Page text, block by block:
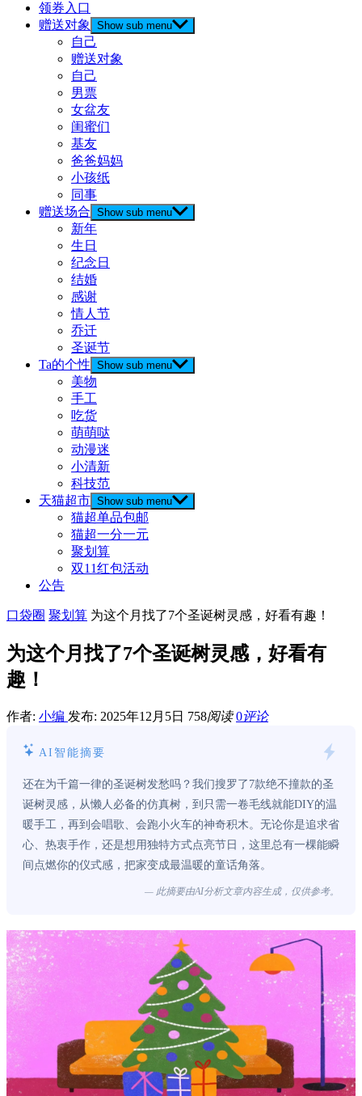
领券入口
赠送对象
Show sub menu
自己
赠送对象
自己
男票
女盆友
闺蜜们
基友
爸爸妈妈
小孩纸
同事
赠送场合 Show sub menu
新年
生日
纪念日
结婚
感谢
情人节
乔迁
圣诞节
Ta的个性 Show sub menu
美物
手工
吃货
萌萌哒
动漫迷
小清新
科技范
天猫超市 Show sub menu
猫超单品包邮
猫超一分一元
聚划算
双11红包活动
公告
口袋圈 聚划算 为这个月找了7个圣诞树灵感，好看有趣！
为这个月找了7个圣诞树灵感，好看有
趣！
作者: 小编 发布: 2025年12月5日 758阅读 0评论
AI智能摘要
还在为千篇一律的圣诞树发愁吗？我们搜罗了7款绝不撞款的圣
诞树灵感，从懒人必备的仿真树，到只需一卷毛线就能DIY的温
暖手工，再到会唱歌、会跑小火车的神奇积木。无论你是追求省
心、热衷手作，还是想用独特方式点亮节日，这里总有一棵能瞬
间点燃你的仪式感，把家变成最温暖的童话角落。
— 此摘要由AI分析文章内容生成，仅供参考。